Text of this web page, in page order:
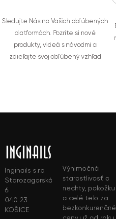
Sledujte Nás na Vašich obľúbených
platformách. Pozrite si nové
produkty, videá s návodmi a
zdieľajte svoj obľúbený vzhľad
Inginails s.r.o.
Starozagorská
6
040 23
KOŠICE
Výnimočná
starostlivosť o
nechty, pokožku
a celé telo za
bezkonkurenčné